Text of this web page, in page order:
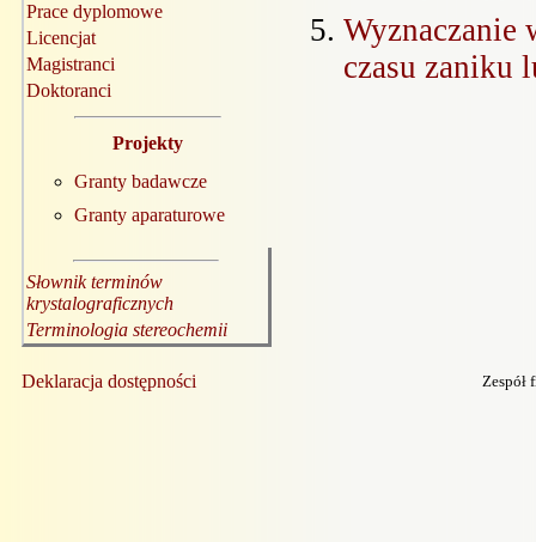
Prace dyplomowe
Licencjat
Magistranci
Doktoranci
Projekty
Granty badawcze
Granty aparaturowe
Słownik terminów
krystalograficznych
Terminologia stereochemii
Wyznaczanie
czasu zaniku
Deklaracja dostępności Zespół